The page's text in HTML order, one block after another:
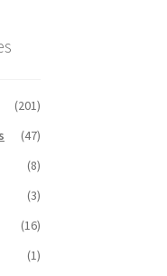
(201)
(47)
(8)
(3)
(16)
(1)